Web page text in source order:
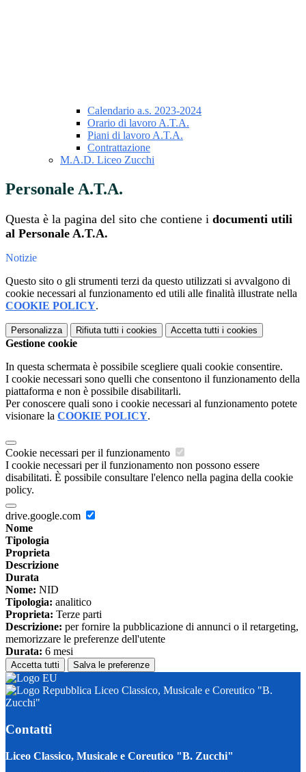
Calendario a.s. 2023-2024
Orario di lavoro A.T.A.
Piani di lavoro A.T.A.
Contrattazione
M.A.D. Liceo Zucchi
Personale A.T.A.
Questa è la pagina del sito che contiene i documenti utili
al Personale A.T.A.
Notizie
Questo sito o gli strumenti terzi da questo utilizzati si avvalgono di
cookie necessari al funzionamento ed utili alle finalità illustrate nella
COOKIE POLICY.
Personalizza Rifiuta tutti i cookies Accetta tutti i cookies
Gestione cookie
In questa schermata è possibile scegliere quali cookie consentire.
I cookie necessari sono quelli che consentono il funzionamento della
piattaforma e non è possibile disabilitarli.
Per conoscere quali sono i cookie necessari al funzionamento potete
visionare la COOKIE POLICY.
Cookie necessari per il funzionamento
I cookie necessari per il funzionamento non possono essere
disabilitati. È possibile consultare l'elenco nella pagina della cookie
policy.
drive.google.com
Nome
Tipologia
Proprieta
Descrizione
Durata
Nome: NID
Tipologia: analitico
Proprieta: Terze parti
Descrizione: per fornire la pubblicazione di annunci o il retargeting,
memorizzare le preferenze dell'utente
Durata: 6 mesi
Accetta tutti Salva le preferenze
Liceo Classico, Musicale e Coreutico "B.
Zucchi"
Contatti
Liceo Classico, Musicale e Coreutico "B. Zucchi"